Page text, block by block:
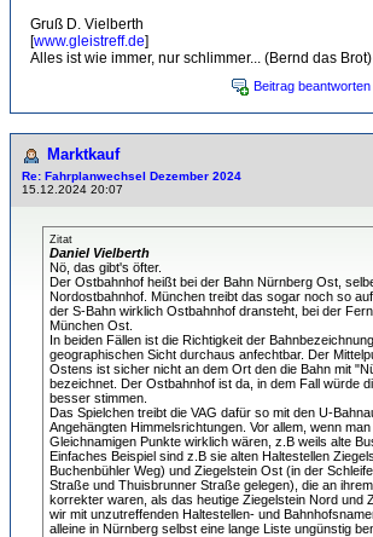
Gruß D. Vielberth
[www.gleistreff.de]
Alles ist wie immer, nur schlimmer... (Bernd das Brot)
Beitrag beantworten
Marktkauf
Re: Fahrplanwechsel Dezember 2024
15.12.2024 20:07
Zitat
Daniel Vielberth
Nö, das gibt's öfter.
Der Ostbahnhof heißt bei der Bahn Nürnberg Ost,
Nordostbahnhof. München treibt das sogar noch so
der S-Bahn wirklich Ostbahnhof dransteht, bei der
München Ost.
In beiden Fällen ist die Richtigkeit der
geographischen Sicht durchaus anfechtbar. Der
Ostens ist sicher nicht an dem Ort den die Bahn mit
bezeichnet. Der Ostbahnhof ist da, in dem Fall würde
besser stimmen.
Das Spielchen treibt die VAG dafür so mit den U-
Angehängten Himmelsrichtungen. Vor allem, wenn
Gleichnamigen Punkte wirklich wären, z.B weils alte
Einfaches Beispiel sind z.B sie alten Haltestellen
Buchenbühler Weg) und Ziegelstein Ost (in der
Straße und Thuisbrunner Straße gelegen), die an
korrekter waren, als das heutige Ziegelstein Nord und
wir mit unzutreffenden Haltestellen- und
alleine in Nürnberg selbst eine lange Liste ungünstig